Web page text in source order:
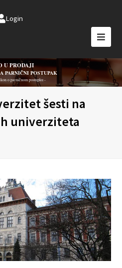
Login
U PRODAJI
PARNIČNI POSTUPAK
o parničnom postupku -
šesti na
univerziteta